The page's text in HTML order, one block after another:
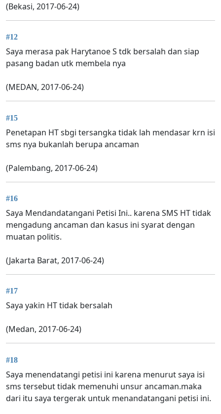
(Bekasi, 2017-06-24)
#12
Saya merasa pak Harytanoe S tdk bersalah dan siap
pasang badan utk membela nya
(MEDAN, 2017-06-24)
#15
Penetapan HT sbgi tersangka tidak lah mendasar krn isi
sms nya bukanlah berupa ancaman
(Palembang, 2017-06-24)
#16
Saya Mendandatangani Petisi Ini.. karena SMS HT tidak
mengadung ancaman dan kasus ini syarat dengan
muatan politis.
(Jakarta Barat, 2017-06-24)
#17
Saya yakin HT tidak bersalah
(Medan, 2017-06-24)
#18
Saya menendatangi petisi ini karena menurut saya isi
sms tersebut tidak memenuhi unsur ancaman.maka
dari itu saya tergerak untuk menandatangani petisi ini.